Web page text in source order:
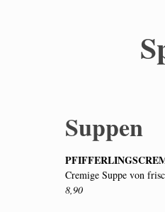
Suppen
Cremige Suppe von
8,90